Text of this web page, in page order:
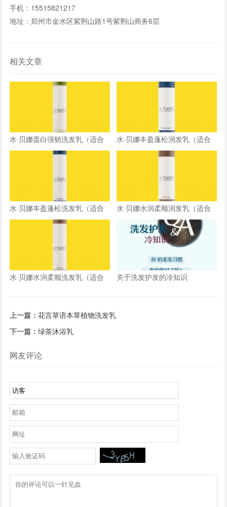
手机：15515821217
地址：郑州市金水区紫荆山路1号紫荆山商务6层
相关文章
水·贝娜蛋白强韧洗发乳（适合
极干燥/受损发质）
水·贝娜丰盈蓬松润发乳（适合
中油性，细软易扁塌发质）
水·贝娜丰盈蓬松洗发乳（适合
中油性，细软易扁塌发质）
水·贝娜水润柔顺润发乳（适合
中性及偏干发质）
水·贝娜水润柔顺洗发乳（适合
关于洗发护发的冷知识
上一篇：花言草语本草植物洗发乳
下一篇：绿茶沐浴乳
网友评论